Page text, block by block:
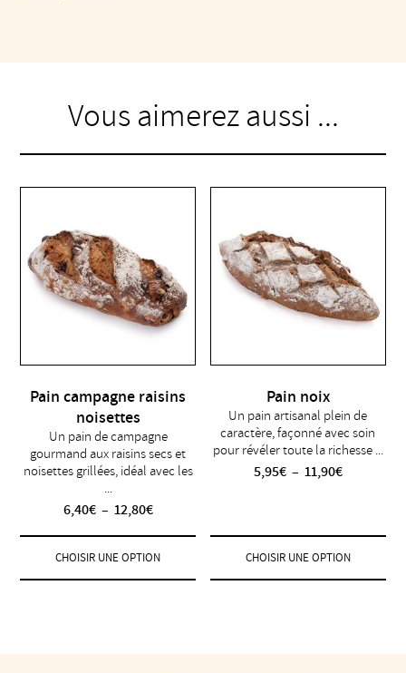
Vous aimerez aussi ...
Pain campagne raisins
noisettes
Un pain de campagne
gourmand aux raisins secs et
noisettes grillées, idéal avec les
6,40€ – 12,80€Plage
6,40€
à
CHOISIR UNE OPTION
produit
Pain noix
Un pain artisanal plein de
caractère, façonné avec soin
pour révéler toute la richesse ...
5,95€ – 11,90€Plage
à
11,90€
CHOISIR UNE OPTION
produit